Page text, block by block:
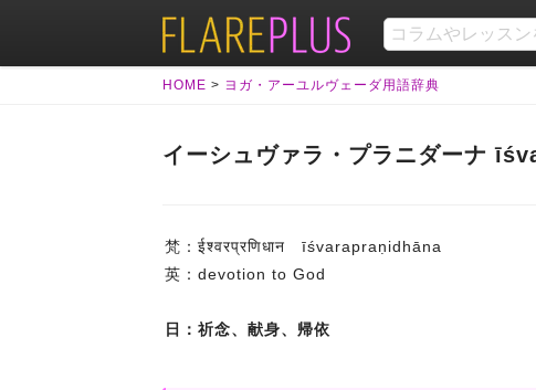
HOME > ヨガ・アーユルヴェーダ用語辞典
イーシュヴァラ・プラニダーナ
梵：ईश्वरप्रणिधान īśvarapraṇidhāna
英：devotion to God
日：祈念、献身、帰依